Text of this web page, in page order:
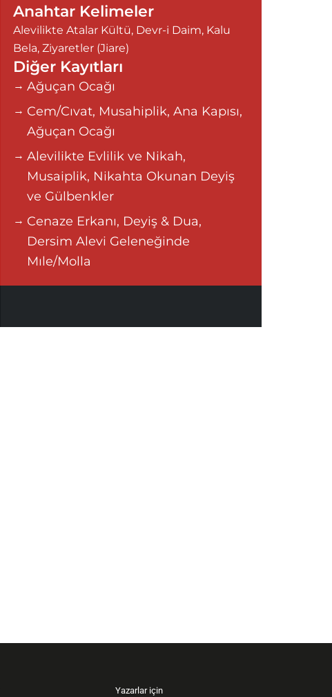
Anahtar Kelimeler
Alevilikte Atalar Kültü, Devr-i Daim, Kalu
Bela, Ziyaretler (Jiare)
Diğer Kayıtları
Ağuçan Ocağı
Cem/Cıvat, Musahiplik, Ana Kapısı,
Ağuçan Ocağı
Alevilikte Evlilik ve Nikah,
Musaiplik, Nikahta Okunan Deyiş
ve Gülbenkler
Cenaze Erkanı, Deyiş & Dua,
Dersim Alevi Geleneğinde
Mıle/Molla
Yazarlar için